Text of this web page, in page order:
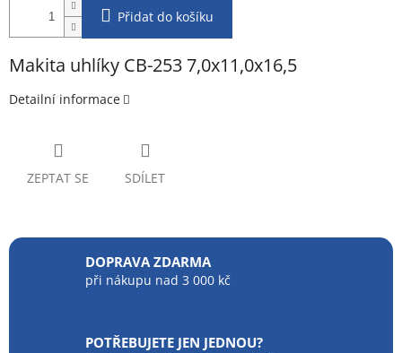
Přidat do košíku
Makita uhlíky CB-253 7,0x11,0x16,5
Detailní informace
ZEPTAT SE SDÍLET
DOPRAVA ZDARMA
při nákupu nad 3 000 kč
POTŘEBUJETE JEN JEDNOU?